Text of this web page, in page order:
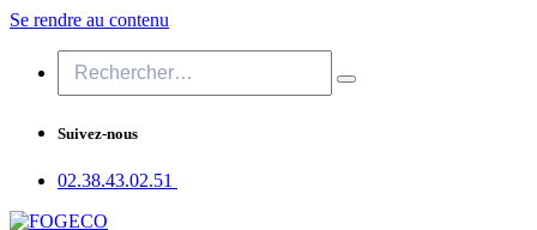
Se rendre au contenu
Suivez-nous
02.38.43​.02.51